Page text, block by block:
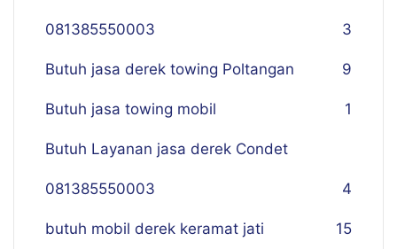
081385550003 3
Butuh jasa derek towing Poltangan 9
Butuh jasa towing mobil 1
Butuh Layanan jasa derek Condet
081385550003 4
butuh mobil derek keramat jati 15